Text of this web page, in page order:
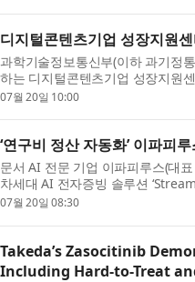
디지털콘텐츠기업 성장지원
과학기술정보통신부(이하 과기정
하는 디지털콘텐츠기업 성장지원
츠 중소기...
07월 20일 10:00
‘연구비 정산 자동화’ 이파피
문서 AI 전문 기업 이파피루스(대
차세대 AI 전자증빙 솔루션
공...
07월 20일 08:30
Takeda’s Zasocitinib
Including Hard-to-Treat